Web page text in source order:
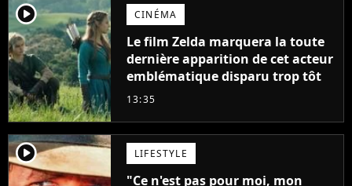
player2 CINÉMA
Le film Zelda marquera la toute
dernière apparition de cet acteur
emblématique disparu trop tôt
13:35
player2 LIFESTYLE
"Ce n'est pas pour moi, mon